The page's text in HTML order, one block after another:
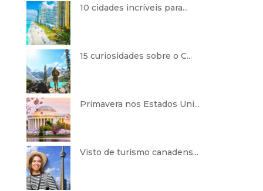
10 cidades incríveis para...
15 curiosidades sobre o C...
Primavera nos Estados Uni...
Visto de turismo canadens...